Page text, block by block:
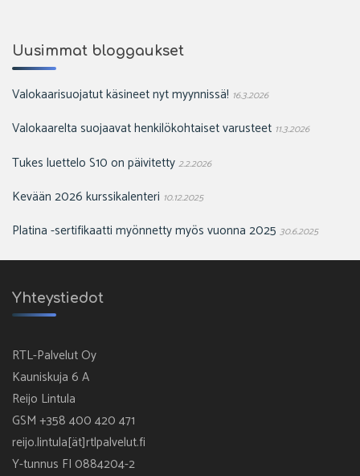
Uusimmat bloggaukset
Valokaarisuojatut käsineet nyt myynnissä! 16.3.2026
Valokaarelta suojaavat henkilökohtaiset varusteet 11.3.2026
Tukes luettelo S10 on päivitetty 2.2.2026
Kevään 2026 kurssikalenteri 10.12.2025
Platina -sertifikaatti myönnetty myös vuonna 2025 30.6.2025
Yhteystiedot
RTL-Palvelut Oy
Kauniskuja 6 A
Reijo Lintula
GSM +358 400 420 471
reijo.lintula[ät]rtlpalvelut.fi
Y-tunnus FI 0884204-2